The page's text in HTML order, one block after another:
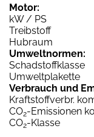
Motor:
kW / PS
Treibstoff
Hubraum
Umweltnormen:
Schadstoffklasse
Umweltplakette
Verbrauch und
Kraftstoffverbr.
CO2-Emissionen
CO2-Klasse